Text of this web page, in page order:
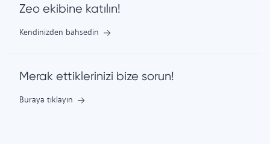
Zeo ekibine katılın!
Kendinizden bahsedin
Merak ettiklerinizi bize sorun!
Buraya tıklayın